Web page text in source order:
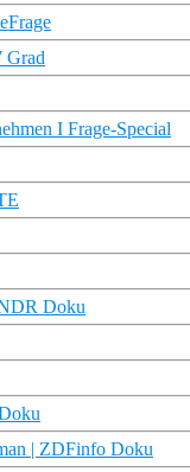
Grad
I Frage-Special
Doku
| ZDFinfo Doku